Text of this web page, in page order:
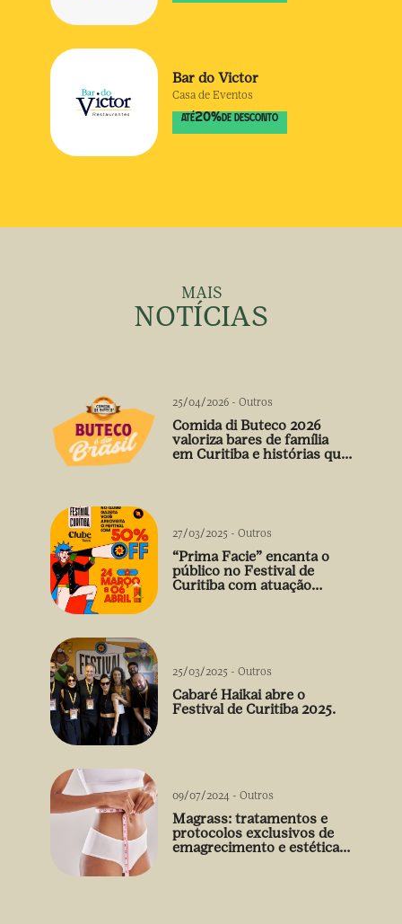
Bar do Victor
Casa de Eventos
ATÉ20% DE DESCONTO
MAIS
NOTÍCIAS
25/04/2026 - Outros
Comida di Buteco 2026
valoriza bares de família
em Curitiba e histórias que
27/03/2025 - Outros
“Prima Facie” encanta o
público no Festival de
Curitiba com atuação
25/03/2025 - Outros
Cabaré Haikai abre o
Festival de Curitiba 2025.
09/07/2024 - Outros
Magrass: tratamentos e
protocolos exclusivos de
emagrecimento e estética